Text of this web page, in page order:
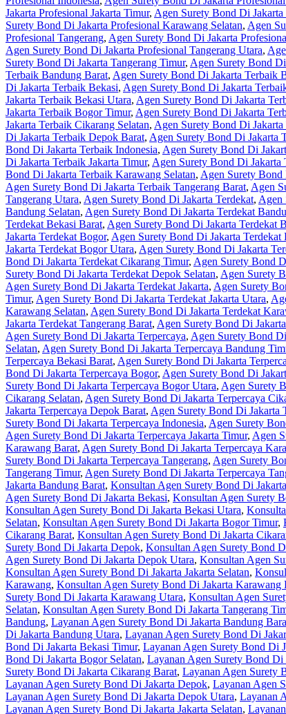
Jakarta Profesional Jakarta Timur, Agen Surety Bond Di Jakarta
Surety Bond Di Jakarta Profesional Karawang Selatan, Agen
Profesional Tangerang, Agen Surety Bond Di Jakarta
Agen Surety Bond Di Jakarta Profesional Tangerang Utara,
Surety Bond Di Jakarta Tangerang Timur, Agen Surety Bond
Terbaik Bandung Barat, Agen Surety Bond Di Jakarta Terbaik
Di Jakarta Terbaik Bekasi, Agen Surety Bond Di Jakarta
Jakarta Terbaik Bekasi Utara, Agen Surety Bond Di Jakarta
Jakarta Terbaik Bogor Timur, Agen Surety Bond Di Jakarta
Jakarta Terbaik Cikarang Selatan, Agen Surety Bond Di
Di Jakarta Terbaik Depok Barat, Agen Surety Bond Di Jakarta
Bond Di Jakarta Terbaik Indonesia, Agen Surety Bond Di
Di Jakarta Terbaik Jakarta Timur, Agen Surety Bond Di Jakarta
Bond Di Jakarta Terbaik Karawang Selatan, Agen Surety Bond
Agen Surety Bond Di Jakarta Terbaik Tangerang Barat, Agen
Tangerang Utara, Agen Surety Bond Di Jakarta Terdekat, Agen
Bandung Selatan, Agen Surety Bond Di Jakarta Terdekat
Terdekat Bekasi Barat, Agen Surety Bond Di Jakarta Terdekat
Jakarta Terdekat Bogor, Agen Surety Bond Di Jakarta Terdekat
Jakarta Terdekat Bogor Utara, Agen Surety Bond Di Jakarta
Bond Di Jakarta Terdekat Cikarang Timur, Agen Surety Bond
Surety Bond Di Jakarta Terdekat Depok Selatan, Agen Surety
Agen Surety Bond Di Jakarta Terdekat Jakarta, Agen Surety
Timur, Agen Surety Bond Di Jakarta Terdekat Jakarta Utara,
Karawang Selatan, Agen Surety Bond Di Jakarta Terdekat
Jakarta Terdekat Tangerang Barat, Agen Surety Bond Di
Agen Surety Bond Di Jakarta Terpercaya, Agen Surety Bond
Selatan, Agen Surety Bond Di Jakarta Terpercaya Bandung
Terpercaya Bekasi Barat, Agen Surety Bond Di Jakarta
Bond Di Jakarta Terpercaya Bogor, Agen Surety Bond Di
Surety Bond Di Jakarta Terpercaya Bogor Utara, Agen Surety
Cikarang Selatan, Agen Surety Bond Di Jakarta Terpercaya
Jakarta Terpercaya Depok Barat, Agen Surety Bond Di Jakarta
Surety Bond Di Jakarta Terpercaya Indonesia, Agen Surety
Agen Surety Bond Di Jakarta Terpercaya Jakarta Timur, Agen
Karawang Barat, Agen Surety Bond Di Jakarta Terpercaya
Surety Bond Di Jakarta Terpercaya Tangerang, Agen Surety
Tangerang Timur, Agen Surety Bond Di Jakarta Terpercaya
Jakarta Bandung Barat, Konsultan Agen Surety Bond Di
Agen Surety Bond Di Jakarta Bekasi, Konsultan Agen Surety
Konsultan Agen Surety Bond Di Jakarta Bekasi Utara,
Selatan, Konsultan Agen Surety Bond Di Jakarta Bogor Timur,
Cikarang Barat, Konsultan Agen Surety Bond Di Jakarta
Surety Bond Di Jakarta Depok, Konsultan Agen Surety Bond
Agen Surety Bond Di Jakarta Depok Utara, Konsultan Agen
Konsultan Agen Surety Bond Di Jakarta Jakarta Selatan,
Karawang, Konsultan Agen Surety Bond Di Jakarta Karawang
Surety Bond Di Jakarta Karawang Utara, Konsultan Agen
Selatan, Konsultan Agen Surety Bond Di Jakarta Tangerang
Bandung, Layanan Agen Surety Bond Di Jakarta Bandung
Di Jakarta Bandung Utara, Layanan Agen Surety Bond Di
Bond Di Jakarta Bekasi Timur, Layanan Agen Surety Bond Di
Bond Di Jakarta Bogor Selatan, Layanan Agen Surety Bond Di
Surety Bond Di Jakarta Cikarang Barat, Layanan Agen Surety
Layanan Agen Surety Bond Di Jakarta Depok, Layanan Agen
Layanan Agen Surety Bond Di Jakarta Depok Utara, Layanan
Layanan Agen Surety Bond Di Jakarta Jakarta Selatan,